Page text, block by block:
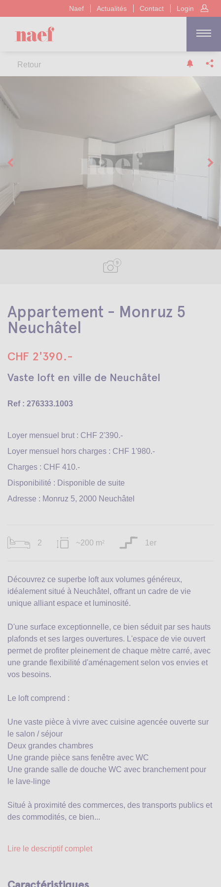
Naef Actualités Contact Login
Retour
9
Appartement - Monruz 5
Neuchâtel
CHF 2'390.-
Vaste loft en ville de Neuchâtel
Ref : 276333.1003
Loyer mensuel brut : CHF 2'390.-
Loyer mensuel hors charges : CHF 1'980.-
Charges : CHF 410.-
Disponibilité : Disponible de suite
Adresse : Monruz 5, 2000 Neuchâtel
2 ~200 m 2 1er
Découvrez ce superbe loft aux volumes généreux,
idéalement situé à Neuchâtel, offrant un cadre de vie
unique alliant espace et luminosité.
D'une surface exceptionnelle, ce bien séduit par ses hauts
plafonds et ses larges ouvertures. L'espace de vie ouvert
permet de profiter pleinement de chaque mètre carré, avec
une grande flexibilité d'aménagement selon vos envies et
vos besoins.
Le loft comprend :
Une vaste pièce à vivre avec cuisine agencée ouverte sur
le salon / séjour
Deux grandes chambres
Une grande pièce sans fenêtre avec WC
Une grande salle de douche WC avec branchement pour
le lave-linge
Situé à proximité des commerces, des transports publics et
des commodités, ce bien...
Lire le descriptif complet